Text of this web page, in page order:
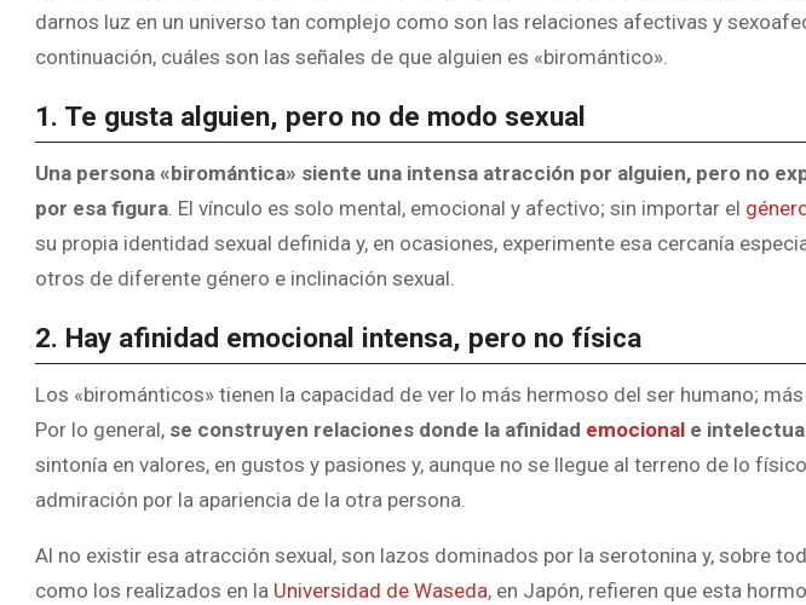
darnos luz en un universo tan complejo como son las relaciones afectivas y
continuación, cuáles son las señales de que alguien es «biromántico».
1. Te gusta alguien, pero no de modo sexual
Una persona «biromántica» siente una intensa atracción por alguien, pero no
por esa figura . El vínculo es solo mental, emocional y afectivo; sin importar el
su propia identidad sexual definida y, en ocasiones, experimente esa cercanía
otros de diferente género e inclinación sexual.
2. Hay afinidad emocional intensa, pero no física
Los «birománticos» tienen la capacidad de ver lo más hermoso del ser humano;
Por lo general, se construyen relaciones donde la afinidad emocional e
sintonía en valores, en gustos y pasiones y, aunque no se llegue al terreno de lo
admiración por la apariencia de la otra persona.
Al no existir esa atracción sexual, son lazos dominados por la serotonina y, sobre
como los realizados en la Universidad de Waseda, en Japón, refieren que esta